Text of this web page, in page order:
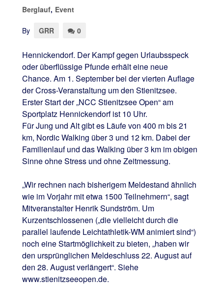
Berglauf, Event
By GRR 0
Hennickendorf. Der Kampf gegen Urlaubsspeck
oder überflüssige Pfunde erhält eine neue
Chance. Am 1. September bei der vierten Auflage
der Cross-Veranstaltung um den Stienitzsee.
Erster Start der „NCC Stienitzsee Open“ am
Sportplatz Hennickendorf ist 10 Uhr.
Für Jung und Alt gibt es Läufe von 400 m bis 21
km, Nordic Walking über 3 und 12 km. Dabei der
Familienlauf und das Walking über 3 km im obigen
Sinne ohne Stress und ohne Zeitmessung.
„Wir rechnen nach bisherigem Meldestand ähnlich
wie im Vorjahr mit etwa 1500 Teilnehmern“, sagt
Mitveranstalter Henrik Sundström. Um
Kurzentschlossenen („die vielleicht durch die
parallel laufende Leichtathletik-WM animiert sind“)
noch eine Startmöglichkeit zu bieten, „haben wir
den ursprünglichen Meldeschluss 22. August auf
den 28. August verlängert“. Siehe
www.stienitzseeopen.de.